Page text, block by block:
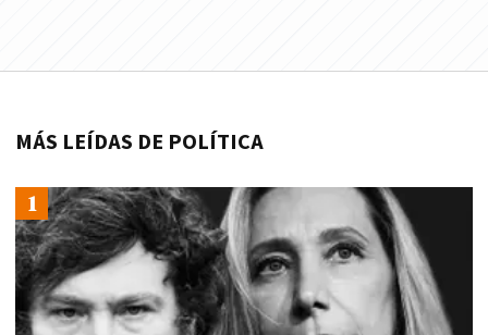
MÁS LEÍDAS DE POLÍTICA